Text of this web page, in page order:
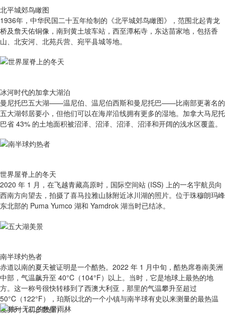
北平城郊鸟瞰图
1936年，中华民国二十五年绘制的《北平城郊鸟瞰图》，范围北起青龙
桥及詹天佑铜像，南到黄土坡车站，西至潭柘寺，东达苗家地，包括香
山、北安河、北苑兵营、宛平县城等地。
冰河时代的加拿大湖泊
曼尼托巴五大湖——温尼伯、温尼伯西斯和曼尼托巴——比南部更著名的
五大湖邻居要小，但他们可以在海岸沿线拥有更多的湿地。加拿大马尼托
巴省 43% 的土地面积被沼泽、沼泽、沼泽、沼泽和开阔的浅水区覆盖。
世界屋脊上的冬天
2020 年 1 月，在飞越青藏高原时，国际空间站 (ISS) 上的一名宇航员向
西南方向望去，拍摄了喜马拉雅山脉附近冰川湖的照片。位于珠穆朗玛峰
东北部的 Puma Yumco 湖和 Yamdrok 湖当时已结冰。
南半球灼热者
赤道以南的夏天被证明是一个酷热。2022 年 1 月中旬，酷热席卷南美洲
中部，气温飙升至 40°C（104°F）以上。当时，它是地球上最热的地
方。这一称号很快转移到了西澳大利亚，那里的气温攀升至超过
50°C（122°F），珀斯以北的一个小镇与南半球有史以来测量的最热温
度并列（初步数据）。